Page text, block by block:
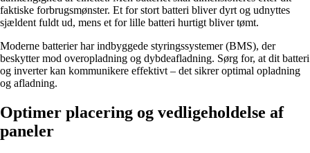
faktiske forbrugsmønster. Et for stort batteri bliver dyrt og udnyttes
sjældent fuldt ud, mens et for lille batteri hurtigt bliver tømt.
Moderne batterier har indbyggede styringssystemer (BMS), der
beskytter mod overopladning og dybdeafladning. Sørg for, at dit batteri
og inverter kan kommunikere effektivt – det sikrer optimal opladning
og afladning.
Optimer placering og vedligeholdelse af
paneler